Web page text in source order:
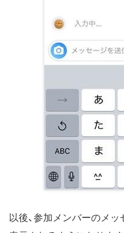
以後、参加メンバーのメ